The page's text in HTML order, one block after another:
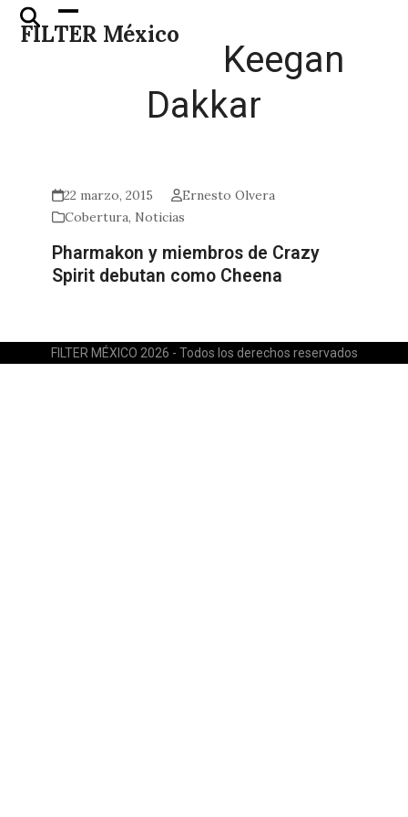
Skip
FILTER México
Open
mobile
Close
mobile
Keegan
Dakkar
22 marzo, 2015
Ernesto Olvera
Cobertura, Noticias
Pharmakon y miembros de Crazy
Spirit debutan como Cheena
FILTER MÉXICO 2026 - Todos los derechos reservados